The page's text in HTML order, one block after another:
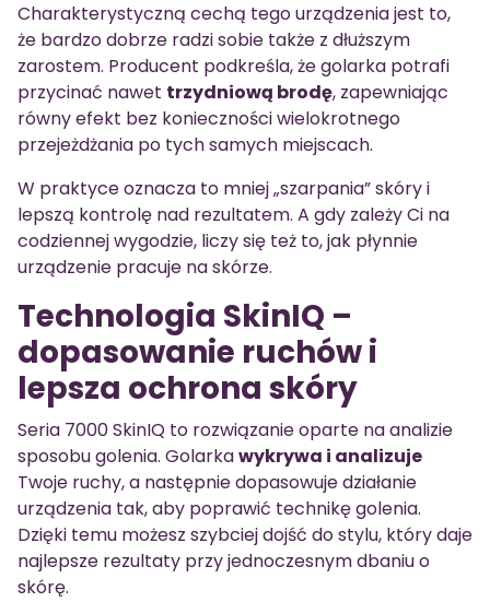
Charakterystyczną cechą tego urządzenia jest to,
że bardzo dobrze radzi sobie także z dłuższym
zarostem. Producent podkreśla, że golarka potrafi
przycinać nawet trzydniową brodę, zapewniając
równy efekt bez konieczności wielokrotnego
przejeżdżania po tych samych miejscach.
W praktyce oznacza to mniej „szarpania” skóry i
lepszą kontrolę nad rezultatem. A gdy zależy Ci na
codziennej wygodzie, liczy się też to, jak płynnie
urządzenie pracuje na skórze.
Technologia SkinIQ –
dopasowanie ruchów i
lepsza ochrona skóry
Seria 7000 SkinIQ to rozwiązanie oparte na analizie
sposobu golenia. Golarkawykrywa i analizuje
Twoje ruchy, a następnie dopasowuje działanie
urządzenia tak, aby poprawić technikę golenia.
Dzięki temu możesz szybciej dojść do stylu, który daje
najlepsze rezultaty przy jednoczesnym dbaniu o
skórę.